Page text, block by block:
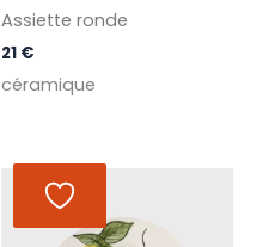
Assiette ronde
21 €
céramique